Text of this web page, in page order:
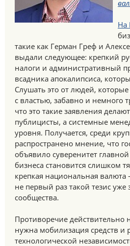
такие как Герман Греф и
выдали следующее: крепкий
налоги и административный
всадника апокалипсиса,
Слушать это от людей,
с властью, забавно и немного
что это такие заявления
публицисты, а системные
уровня. Получается, среди
распространено мнение, что
объявило суверенитет
бизнеса становится слишком
крепкая национальная валюта
не первый раз такой тезис уже
сообщества.
Противоречие действительно
нужна мобилизация средств и
технологической